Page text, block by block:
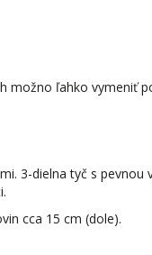
možno ľahko vymeniť
3-dielna tyč s pevnou
cca 15 cm (dole).